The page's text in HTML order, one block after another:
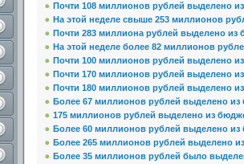
Почти 108 миллионов рублей выделено
На этой неделе свыше 253 миллионов
Почти 283 миллиона рублей выделено из
На этой неделе более 82 миллионов
Почти 100 миллионов рублей выделено
Почти 170 миллионов рублей выделено
Почти 180 миллионов рублей выделено
Более 67 миллионов рублей выделено из
175 миллионов рублей выделено из
Более 60 миллионов рублей выделено из
Более 265 миллионов рублей выделено
Более 35 миллионов рублей было